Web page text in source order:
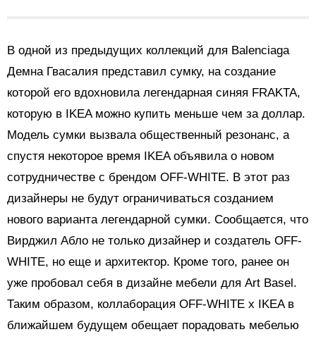
В одной из предыдущих коллекций для Balenciaga
Демна Гвасалия представил сумку, на создание
которой его вдохновила легендарная синяя FRAKTA,
которую в IKEA можно купить меньше чем за доллар.
Модель сумки вызвала общественный резонанс, а
спустя некоторое время IKEA объявила о новом
сотрудничестве с брендом OFF-WHITE. В этот раз
дизайнеры не будут ограничиваться созданием
нового варианта легендарной сумки. Сообщается, что
Вирджил Абло не только дизайнер и создатель OFF-
WHITE, но еще и архитектор. Кроме того, ранее он
уже пробовал себя в дизайне мебели для Art Basel.
Таким образом, коллаборация OFF-WHITE x IKEA в
ближайшем будущем обещает порадовать мебелью